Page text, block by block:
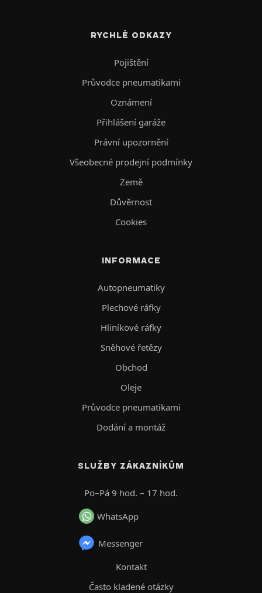
RYCHLÉ ODKAZY
Pojištění
Průvodce pneumatikami
Oznámení
Přihlášení garáže
Právní upozornění
Všeobecné prodejní podmínky
Země
Důvěrnost
Cookies
INFORMACE
Autopneumatiky
Plechové ráfky
Hliníkové ráfky
Sněhové řetězy
Obchod
Oleje
Průvodce pneumatikami
Dodání a montáž
SLUŽBY ZÁKAZNÍKŮM
Po–Pá 9 hod. – 17 hod.
WhatsApp
Messenger
Kontakt
Často kladené otázky